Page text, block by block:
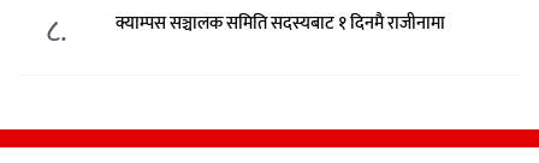
८. क्याम्पस सञ्चालक समिति सदस्यबाट १ दिनमै राजीनामा